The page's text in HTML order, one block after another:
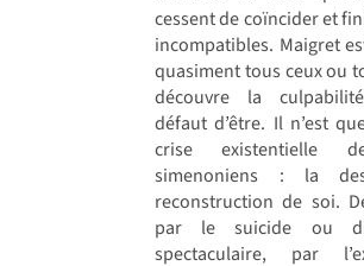
cessent de coïncider et
incompatibles. Maigret
quasiment tous ceux ou
découvre la
défaut d’être. Il n’est
crise existentielle
simenoniens : la
reconstruction de soi.
par le suicide ou
spectaculaire, par